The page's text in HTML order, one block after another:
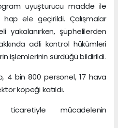
uyuşturucu madde ile
ele geçirildi. Çalışmalar
yakalanırken, şüphelilerden
adli kontrol hükümleri
işlemlerinin sürdüğü bildirildi.
4 bin 800 personel, 17 hava
köpeği katıldı.
ticaretiyle mücadelenin